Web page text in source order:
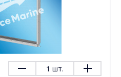
1 шт.